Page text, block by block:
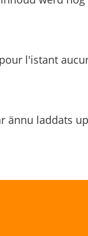
l'istant
ännu laddats